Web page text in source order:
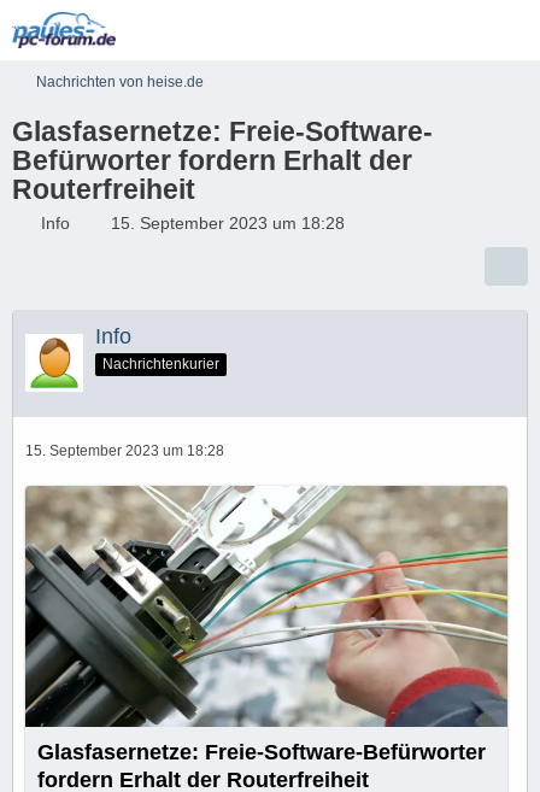
Nachrichten von heise.de
Glasfasernetze: Freie-Software-
Befürworter fordern Erhalt der
Routerfreiheit
Info 15. September 2023 um 18:28
Info
Nachrichtenkurier
15. September 2023 um 18:28
Glasfasernetze: Freie-Software-Befürworter
fordern Erhalt der Routerfreiheit